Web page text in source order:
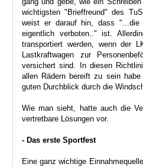
wichtigsten "Brieffreund" des
weist er darauf hin, dass "...die
eigentlich verboten.." ist.
transportiert werden, wenn der
Lastkraftwagen zur
versichert sind. In diesen
allen Rädern bereift zu sein
guten Durchblick durch die
Wie man sieht, hatte auch die
vertretbare Lösungen vor.
- Das erste Sportfest
Eine ganz wichtige